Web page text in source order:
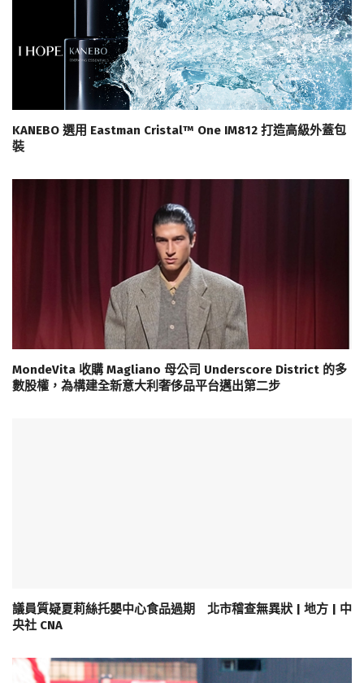
KANEBO 選用 Eastman Cristal™ One IM812 打造高級外蓋包
裝
MondeVita 收購 Magliano 母公司 Underscore District 的多
數股權，為構建全新意大利奢侈品平台邁出第二步
議員質疑夏莉絲托嬰中心食品過期 北市稽查無異狀 | 地方 | 中
央社 CNA